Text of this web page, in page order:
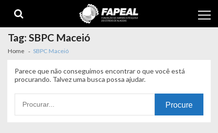
navigation
content
Tag:SBPC Maceió
Home SBPC Maceió
Parece que não conseguimos encontrar o que você está
procurando. Talvez uma busca possa ajudar.
por: